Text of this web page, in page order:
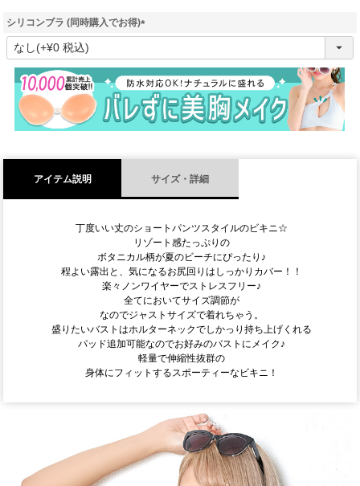
シリコンブラ (同時購入でお得)
(
須
)
アイテム説明 サイズ・詳細
丁度いい丈のショートパンツスタイルのビキニ☆
リゾート感たっぷりの
ボタニカル柄が夏のビーチにぴったり♪
程よい露出と、気になるお尻回りはしっかりカバー！！
楽々ノンワイヤーでストレスフリー♪
全てにおいてサイズ調節が
なのでジャストサイズで着れちゃう。
盛りたいバストはホルターネックでしかっり持ち上げくれる
パッド追加可能なのでお好みのバストにメイク♪
軽量で伸縮性抜群の
身体にフィットするスポーティーなビキニ！